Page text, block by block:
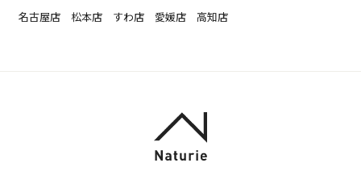
名古屋店
松本店 すわ店 愛媛店 高知店